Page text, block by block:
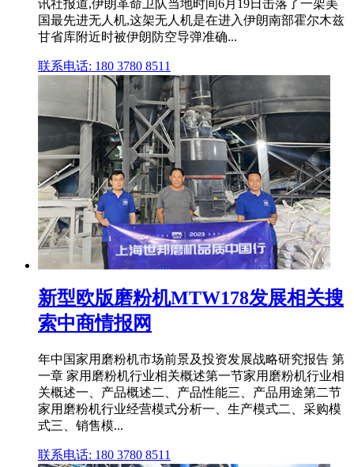
讯社报道,伊朗革命卫队当地时间6月19日击落了一架美
国最先进无人机,这架无人机是在进入伊朗南部霍尔木兹
甘省库附近时被伊朗防空导弹准确...
联系电话: 180 3780 8511
新型欧版磨粉机MTW178发展相关搜
索中商情报网
年中国家用磨粉机市场前景及投资发展战略研究报告 第
一章 家用磨粉机行业相关概述第一节家用磨粉机行业相
关概述一、产品概述二、产品性能三、产品用途第二节
家用磨粉机行业经营模式分析一、生产模式二、采购模
式三、销售模...
联系电话: 180 3780 8511